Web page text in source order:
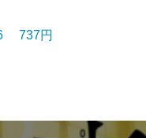
6 737円